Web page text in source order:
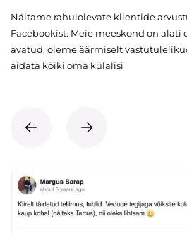
Näitame rahulolevate klientide
Facebookist. Meie meeskond on
avatud, oleme äärmiselt
aidata kõiki oma külalisi